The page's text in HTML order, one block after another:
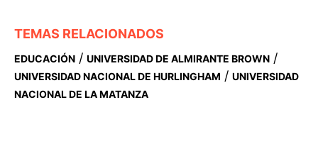
TEMAS RELACIONADOS
EDUCACIÓN / UNIVERSIDAD DE ALMIRANTE BROWN /
UNIVERSIDAD NACIONAL DE HURLINGHAM / UNIVERSIDAD
NACIONAL DE LA MATANZA